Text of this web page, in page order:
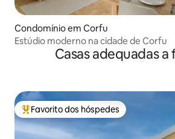
Condomínio em Corfu
Estúdio moderno na cidade de Corfu
Casas adequadas a
Favoritos dos hóspedes mais
Favorito dos hóspedes